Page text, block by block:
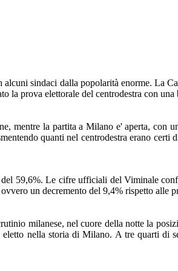
sindaci dalla popolarità enorme. La
prova elettorale del centrodestra con
la partita a Milano e' aperta, con
quanti nel centrodestra erano
59,6%. Le cifre ufficiali del Viminale
un decremento del 9,4% rispetto alle
milanese, nel cuore della notte la
nella storia di Milano. A tre quarti di